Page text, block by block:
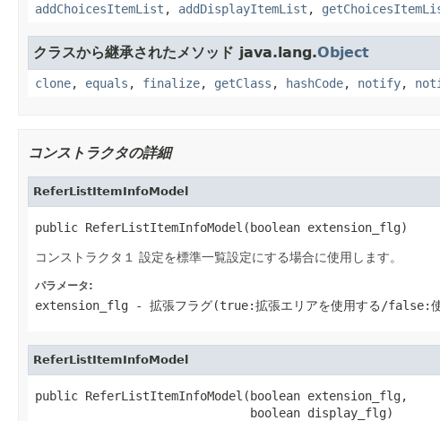
addChoicesItemList , addDisplayItemList ,
クラスから継承されたメソッド java.lang.Object
clone, equals , finalize, getClass , hashCode, notify,
コンストラクタの詳細
ReferListItemInfoModel
public ReferListItemInfoModel(boolean extension_flg)
コンストラクタ１ 設定を標準一覧設定にする場合に使用します。
パラメータ:
extension_flg - 拡張フラグ(true:拡張エリアを使用する/false:
ReferListItemInfoModel
public ReferListItemInfoModel(boolean extension_flg,
                              boolean display_flg)